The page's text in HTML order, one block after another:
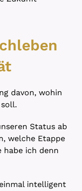
davon, wohin
Status ab
welche Etappe
habe ich denn
intelligent